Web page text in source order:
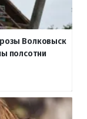
Волковыск
полсотни